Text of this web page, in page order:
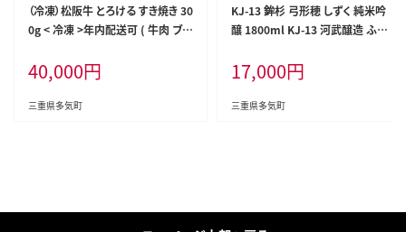
（冷凍）松阪牛 とろける すき焼き 30
0g < 冷凍 >年内配送可 ( 牛肉 ブラ
坂牛 しゃぶしゃぶ 肩ロース 肩 霜
ふり肉 霜降りしゃぶしゃぶ 松阪牛
とろける 牛肉 しゃぶしゃぶ肉 自宅
40,000円
三重県多気町
KJ-13 鉾杉 弓形穂 しずく 純米吟
醸 1800ml KJ-13 河武醸造 ふる
山田錦 アルコール 15度 日本酒 清
酒 酒 国産 伊勢の国 ライスワイン
三重県 多気町
17,000円
三重県多気町